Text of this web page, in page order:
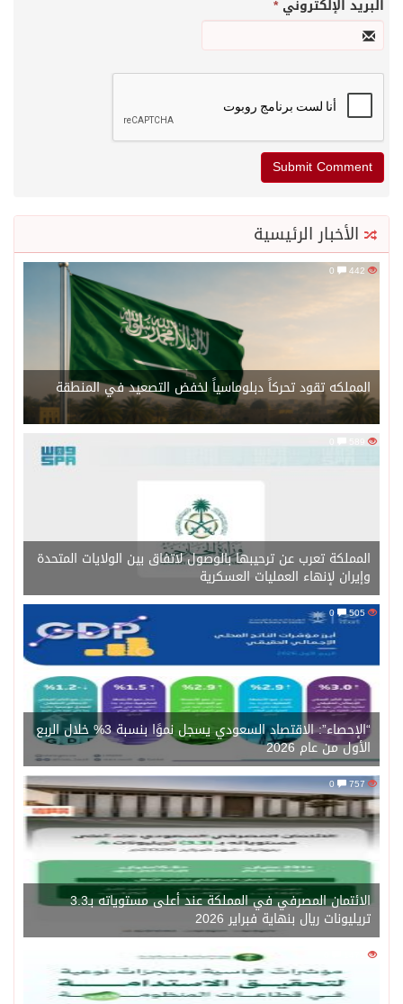
البريد الإلكتروني*
الأخبار الرئيسية
المملكه تقود تحركاً دبلوماسياً لخفض التصعيد في المنطقة
589
المملكة تعرب عن ترحيبها بالوصول لاتفاق بين الولايات المتحدة
وإيران لإنهاء العمليات العسكرية
505
“الإحصاء”: الاقتصاد السعودي يسجل نموًا بنسبة 3% خلال الربع
الأول من عام 2026
757
0
الائتمان المصرفي في المملكة عند أعلى مستوياته بـ3.3
تريليونات ريال بنهاية فبراير 2026
1471